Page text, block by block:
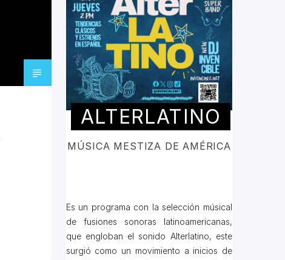
ALTERLATINO
MÚSICA MESTIZA DE AMÉRICA
Es un programa con la selección músical
de fusiones sonoras latinoamericanas,
que engloban el sonido Alterlatino, este
surgió como un movimiento a inicios de